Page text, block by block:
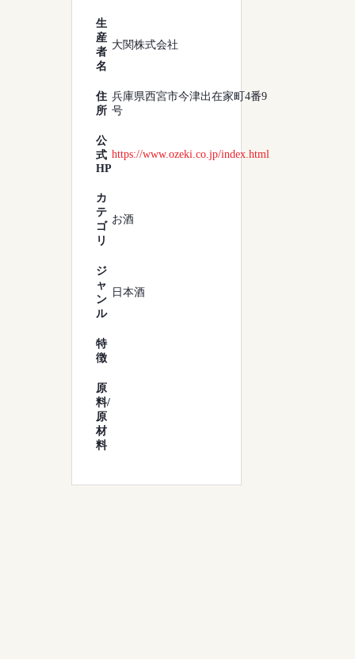
生
産
者
名
大関株式会社
住
所
兵庫県西宮市今津出在家町4番9
号
公
式
HP
https://www.ozeki.co.jp/index.html
カ
テ
ゴ
リ
お酒
ジ
ャ
ン
ル
日本酒
特
徴
原
料/
原
材
料